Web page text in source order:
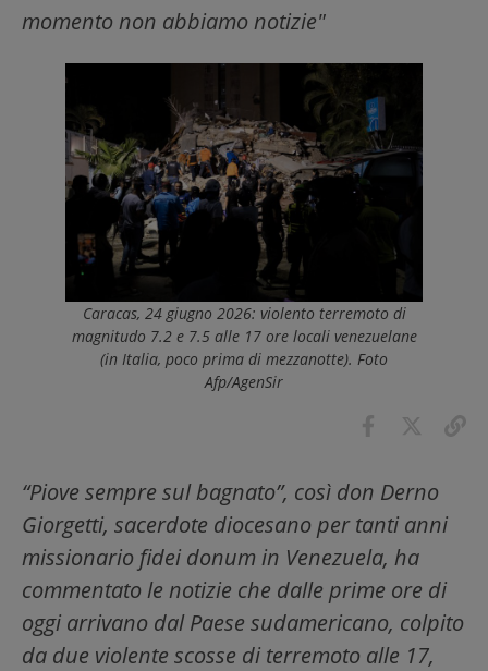
momento non abbiamo notizie"
Caracas, 24 giugno 2026: violento terremoto di
magnitudo 7.2 e 7.5 alle 17 ore locali venezuelane
(in Italia, poco prima di mezzanotte). Foto
Afp/AgenSir
“Piove sempre sul bagnato”, così don Derno
Giorgetti, sacerdote diocesano per tanti anni
missionario fidei donum in Venezuela, ha
commentato le notizie che dalle prime ore di
oggi arrivano dal Paese sudamericano, colpito
da due violente scosse di terremoto alle 17,